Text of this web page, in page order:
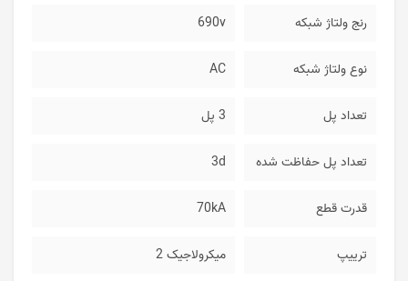
رنج ولتاژ شبکه 690v
نوع ولتاژ شبکه AC
تعداد پل 3 پل
تعداد پل حفاظت شده 3d
قدرت قطع 70kA
ترییپ میکرولاجیک 2